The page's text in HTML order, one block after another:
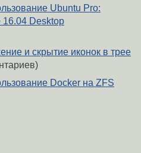
Ubuntu Pro:
Desktop
и скрытие иконок в трее
Docker на ZFS